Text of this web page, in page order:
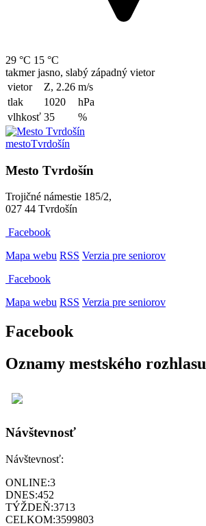
29 °C 15 °C
takmer jasno, slabý západný vietor
vietor
Z, 2.26 m/s
tlak
1020
hPa
vlhkosť 35 %
mestoTvrdošín
Mesto Tvrdošín
Trojičné námestie 185/2,
027 44 Tvrdošín
Facebook
Mapa webu RSS Verzia pre seniorov
Facebook
Mapa webu RSS Verzia pre seniorov
Facebook
Oznamy mestského rozhlasu
Návštevnosť
Návštevnosť:
ONLINE:3
DNES:452
TÝŽDEŇ:3713
CELKOM:3599803